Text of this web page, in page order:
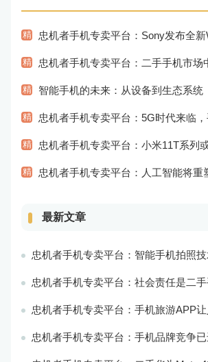
精 忠机者手机专卖平台：Sony发布全新WH-1000XM5耳机，搭载
精 忠机者手机专卖平台：二手手机市场
精 智能手机的未来：从设备到生态系统
精 忠机者手机专卖平台：5G时代来临，手机
精 忠机者手机专卖平台：小米11T系列或将于9月发布，
精 忠机者手机专卖平台：人工智能将重
最新文章
忠机者手机专卖平台：智能手机拍照技术将不断升级，成为手机行业的
忠机者手机专卖平台：社会责任是二手手机市场的使命和
忠机者手机专卖平台：手机旅游APP让人们轻
忠机者手机专卖平台：手机品牌竞争已进入